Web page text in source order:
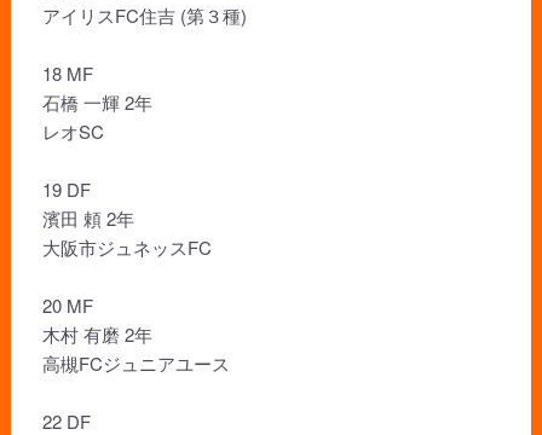
アイリスFC住吉 (第３種)
18 MF
石橋 一輝 2年
レオSC
19 DF
濱田 頼 2年
大阪市ジュネッスFC
20 MF
木村 有磨 2年
高槻FCジュニアユース
22 DF